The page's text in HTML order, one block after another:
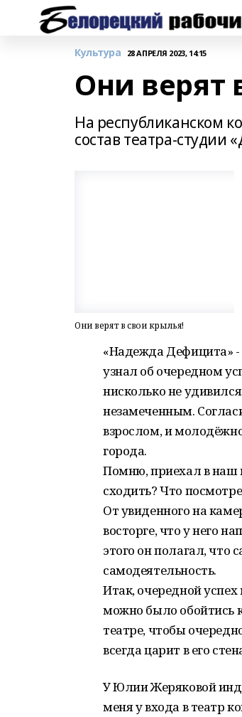
Культура 28 АПРЕЛЯ 2023, 14:15
Они верят
На республиканском
состав театра-студии
Они верят в свои крылья!
«Надежда Дефицита» -
узнал об очередном
нисколько не
незамеченным.
взрослом, и
города.
Помню, приехал в наш
сходить? Что
От увиденного на
восторге, что у него
этого он полагал, что
самодеятельность.
Итак, очередной
можно было обойтись
театре, чтобы
всегда царит в его
У Юлии Жеряковой
меня у входа в театр